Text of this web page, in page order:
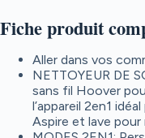
Fiche produit
Aller dans vos
NETTOYEUR DE
sans fil Hoover
l’appareil 2en1
Aspire et lave